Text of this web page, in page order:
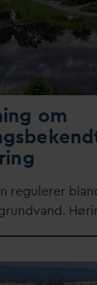
om
regulerer
vand.